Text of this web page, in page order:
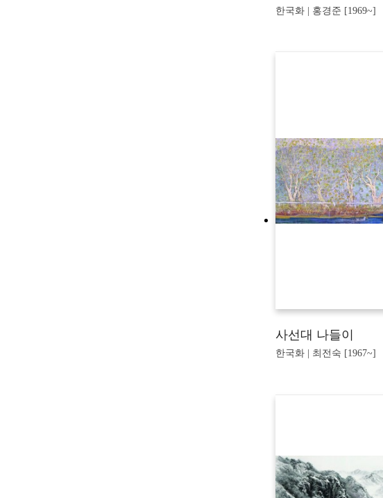
한국화 | 홍경준 [1969~]
사선대 나들이
한국화 | 최전숙 [1967~]